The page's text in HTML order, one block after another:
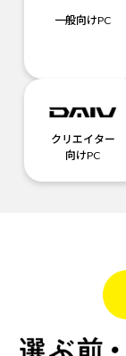
一般向けPC
クリエイター
向けPC